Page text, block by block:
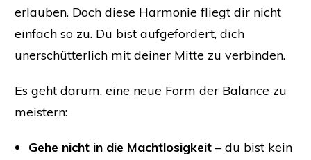
erlauben. Doch diese Harmonie fliegt dir nicht
einfach so zu. Du bist aufgefordert, dich
unerschütterlich mit deiner Mitte zu verbinden.
Es geht darum, eine neue Form der Balance zu
meistern:
Gehe nicht in die Machtlosigkeit – du bist kein